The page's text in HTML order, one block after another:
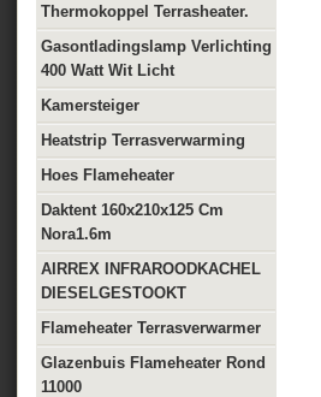
Thermokoppel Terrasheater.
Gasontladingslamp Verlichting
400 Watt Wit Licht
Kamersteiger
Heatstrip Terrasverwarming
Hoes Flameheater
Daktent 160x210x125 Cm
Nora1.6m
AIRREX INFRAROODKACHEL
DIESELGESTOOKT
Flameheater Terrasverwarmer
Glazenbuis Flameheater Rond
11000